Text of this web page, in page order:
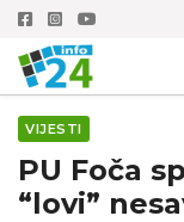
VIJESTI
PU Foča
“lovi”